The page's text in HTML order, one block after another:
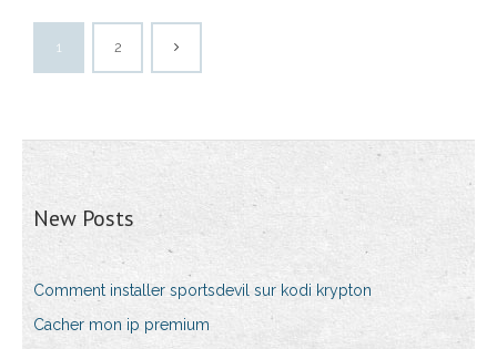
1 2
New Posts
Comment installer sportsdevil sur kodi krypton
Cacher mon ip premium